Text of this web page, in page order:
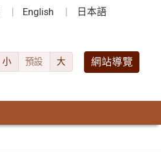
English 日本語
小 預設 大 網站導覽